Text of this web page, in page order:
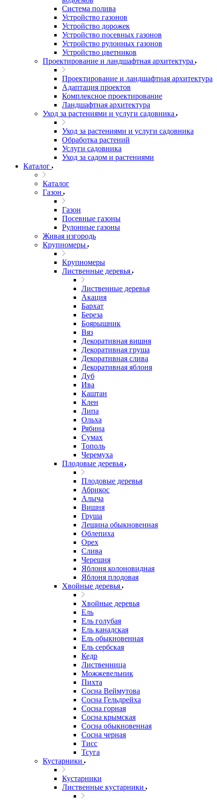
Система полива
Устройство газонов
Устройство дорожек
Устройство посевных газонов
Устройство рулонных газонов
Устройство цветников
Проектирование и ландшафтная архитектура
Проектирование и ландшафтная архитектура
Адаптация проектов
Комплексное проектирование
Ландшафтная архитектура
Уход за растениями и услуги садовника
Уход за растениями и услуги садовника
Обработка растений
Услуги садовника
Уход за садом и растениями
Каталог
Каталог
Газон
Газон
Посевные газоны
Рулонные газоны
Живая изгородь
Крупномеры
Крупномеры
Лиственные деревья
Лиственные деревья
Акация
Бархат
Береза
Боярышник
Вяз
Декоративная вишня
Декоративная груша
Декоративная слива
Декоративная яблоня
Дуб
Ива
Каштан
Клен
Липа
Ольха
Рябина
Сумах
Тополь
Черемуха
Плодовые деревья
Плодовые деревья
Абрикос
Алыча
Вишня
Груша
Лещина обыкновенная
Облепиха
Орех
Слива
Черешня
Яблоня колоновидная
Яблоня плодовая
Хвойные деревья
Хвойные деревья
Ель
Ель голубая
Ель канадская
Ель обыкновенная
Ель сербская
Кедр
Лиственница
Можжевельник
Пихта
Сосна Веймутова
Сосна Гельдрейха
Сосна горная
Сосна крымская
Сосна обыкновенная
Сосна черная
Тисс
Тсуга
Кустарники
Кустарники
Лиственные кустарники